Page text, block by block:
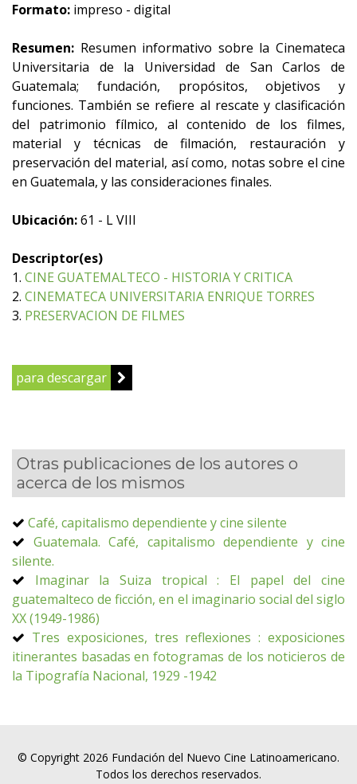
Formato: impreso - digital
Resumen: Resumen informativo sobre la Cinemateca
Universitaria de la Universidad de San Carlos de
Guatemala; fundación, propósitos, objetivos y
funciones. También se refiere al rescate y clasificación
del patrimonio fílmico, al contenido de los filmes,
material y técnicas de filmación, restauración y
preservación del material, así como, notas sobre el cine
en Guatemala, y las consideraciones finales.
Ubicación:61 - L VIII
Descriptor(es)
1. CINE GUATEMALTECO - HISTORIA Y CRITICA
2. CINEMATECA UNIVERSITARIA ENRIQUE TORRES
3. PRESERVACION DE FILMES
para descargar
Otras publicaciones de los autores o
acerca de los mismos
Café, capitalismo dependiente y cine silente
Guatemala. Café, capitalismo dependiente y cine
silente.
Imaginar la Suiza tropical : El papel del cine
guatemalteco de ficción, en el imaginario social del siglo
XX (1949-1986)
Tres exposiciones, tres reflexiones : exposiciones
itinerantes basadas en fotogramas de los noticieros de
la Tipografía Nacional, 1929 -1942
© Copyright 2026 Fundación del Nuevo Cine Latinoamericano.
Todos los derechos reservados.